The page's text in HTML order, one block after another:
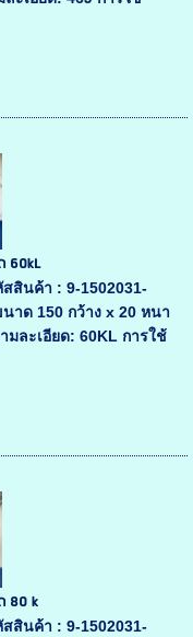
60kL
สินค้า : 9-1502031-
าด 150 กว้าง x 20 หนา
มละเอียด: 60KL การใช้
80 k
สินค้า : 9-1502031-